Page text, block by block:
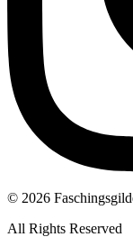
© 2026
All Rights Reserved